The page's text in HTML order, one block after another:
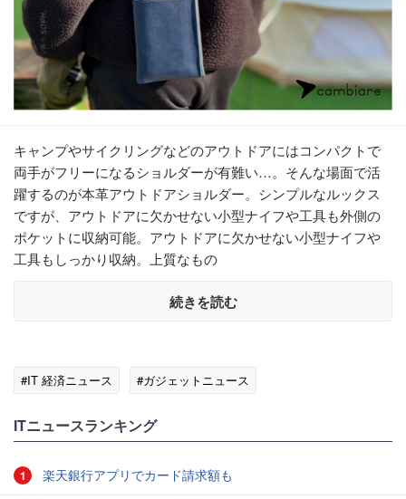
キャンプやサイクリングなどのアウトドアにはコンパクトで
両手がフリーになるショルダーが有難い…。そんな場面で活
躍するのが本革アウトドアショルダー。シンプルなルックス
ですが、アウトドアに欠かせない小型ナイフや工具も外側の
ポケットに収納可能。アウトドアに欠かせない小型ナイフや
工具もしっかり収納。上質なもの
続きを読む
#IT 経済ニュース #ガジェットニュース
ITニュースランキング
1 楽天銀行アプリでカード請求額も